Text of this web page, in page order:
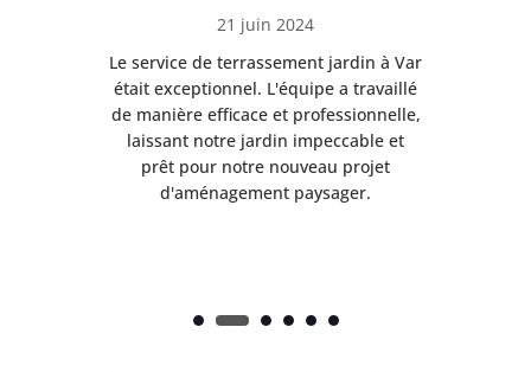
21 juin 2024
Le service de terrassement jardin à Var
était exceptionnel. L'équipe a travaillé
de manière efficace et professionnelle,
laissant notre jardin impeccable et
prêt pour notre nouveau projet
d'aménagement paysager.